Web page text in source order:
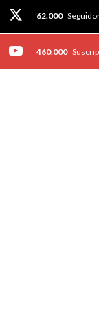
62.000
460.000